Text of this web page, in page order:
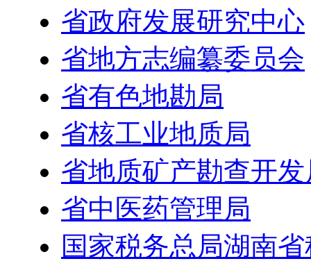
省政府发展研究中心
省地方志编纂委员会
省有色地勘局
省核工业地质局
省地质矿产勘查开发
省中医药管理局
国家税务总局湖南